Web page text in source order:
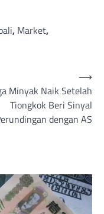
, Market,
Minyak Naik Setelah
Tiongkok Beri Sinyal
dengan AS
⟶